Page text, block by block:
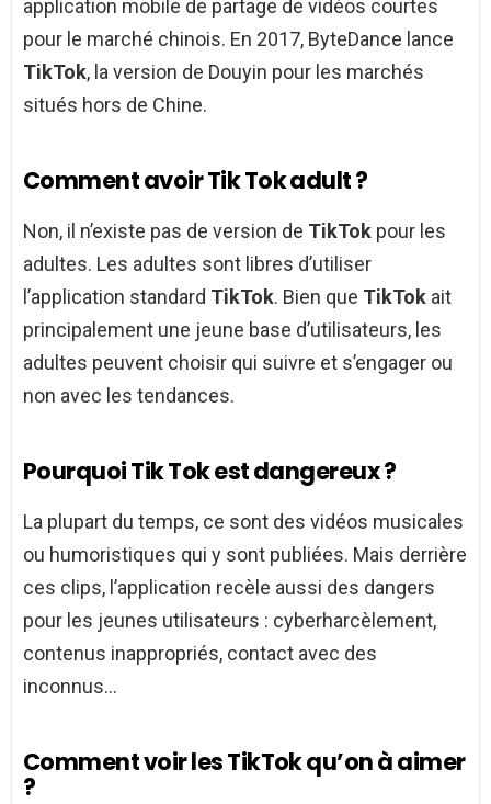
application mobile de partage de vidéos courtes
pour le marché chinois. En 2017, ByteDance lance
TikTok, la version de Douyin pour les marchés
situés hors de Chine.
Comment avoir Tik Tok adult ?
Non, il n’existe pas de version de TikTok pour les
adultes. Les adultes sont libres d’utiliser
l’application standard TikTok. Bien que TikTok ait
principalement une jeune base d’utilisateurs, les
adultes peuvent choisir qui suivre et s’engager ou
non avec les tendances.
Pourquoi Tik Tok est dangereux ?
La plupart du temps, ce sont des vidéos musicales
ou humoristiques qui y sont publiées. Mais derrière
ces clips, l’application recèle aussi des dangers
pour les jeunes utilisateurs : cyberharcèlement,
contenus inappropriés, contact avec des
inconnus…
Comment voir les TikTok qu’on à aimer
?